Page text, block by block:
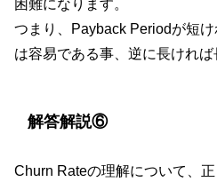
困難になります。
つまり、Payback Periodが短
は容易である事、逆に長ければ
解答解説⑥
Churn Rateの理解について、